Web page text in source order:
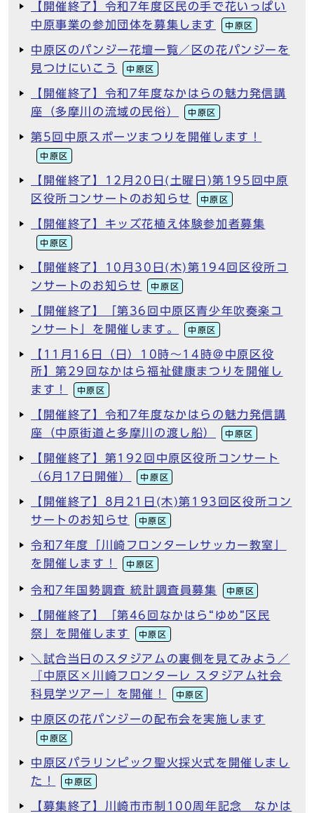
【開催終了】令和7年度区民の手で花いっぱい
中原事業の参加団体を募集します
中原区
中原区のパンジー花壇一覧／区の花パンジーを
見つけにいこう
中原区
【開催終了】令和7年度なかはらの魅力発信講
座（多摩川の流域の民俗）
中原区
第5回中原スポーツまつりを開催します！
中原区
【開催終了】12月20日(土曜日)第195回中原
区役所コンサートのお知らせ
中原区
【開催終了】キッズ花植え体験参加者募集
中原区
【開催終了】10月30日(木)第194回区役所コ
ンサートのお知らせ
中原区
【開催終了】「第36回中原区青少年吹奏楽コ
ンサート」を開催します。
中原区
【11月16日（日）10時～14時＠中原区役
所】第29回なかはら福祉健康まつりを開催し
ます！
中原区
【開催終了】令和7年度なかはらの魅力発信講
座（中原街道と多摩川の渡し船）
中原区
【開催終了】第192回中原区役所コンサート
（6月17日開催）
中原区
【開催終了】8月21日(木)第193回区役所コン
サートのお知らせ
中原区
令和7年度「川崎フロンターレサッカー教室」
を開催します！
中原区
令和7年国勢調査 統計調査員募集 中原区
【開催終了】「第46回なかはら“ゆめ”区民
祭」を開催します
中原区
＼試合当日のスタジアムの裏側を見てみよう／
『中原区×川崎フロンターレ スタジアム社会
科見学ツアー』を開催！
中原区
中原区の花パンジーの配布会を実施します
中原区
中原区パラリンピック聖火採火式を開催しまし
た！
中原区
【募集終了】川崎市市制100周年記念 なかは